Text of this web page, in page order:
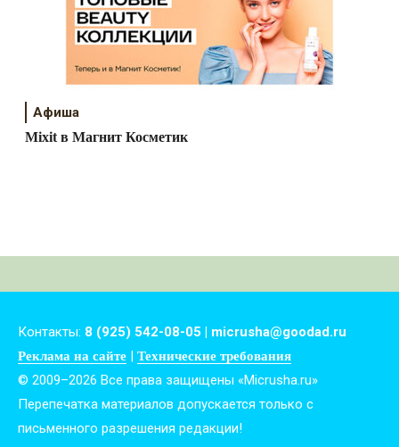
Афиша
Mixit в Магнит Косметик
Контакты: 8 (925) 542-08-05 | micrusha@goodad.ru
Реклама на сайте | Технические требования
© 2009–2026 Все права защищены «Micrusha.ru»
Перепечатка материалов допускается только с
письменного разрешения редакции!